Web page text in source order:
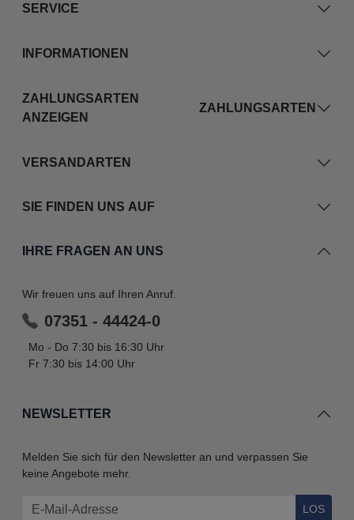
SERVICE
INFORMATIONEN
NEWSLETTER
Melden Sie sich für den Newsletter an und verpassen Sie
keine Angebote mehr.
LOS
ZAHLUNGSARTEN
ANZEIGEN
ZAHLUNGSARTEN
VERSANDARTEN
SIE FINDEN UNS AUF
IHRE FRAGEN AN UNS
Wir freuen uns auf Ihren Anruf.
07351 - 44424-0
Mo - Do 7:30 bis 16:30 Uhr
Fr 7:30 bis 14:00 Uhr